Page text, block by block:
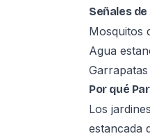
Señales
Mosquitos
Agua
Por qué
Los
estancada